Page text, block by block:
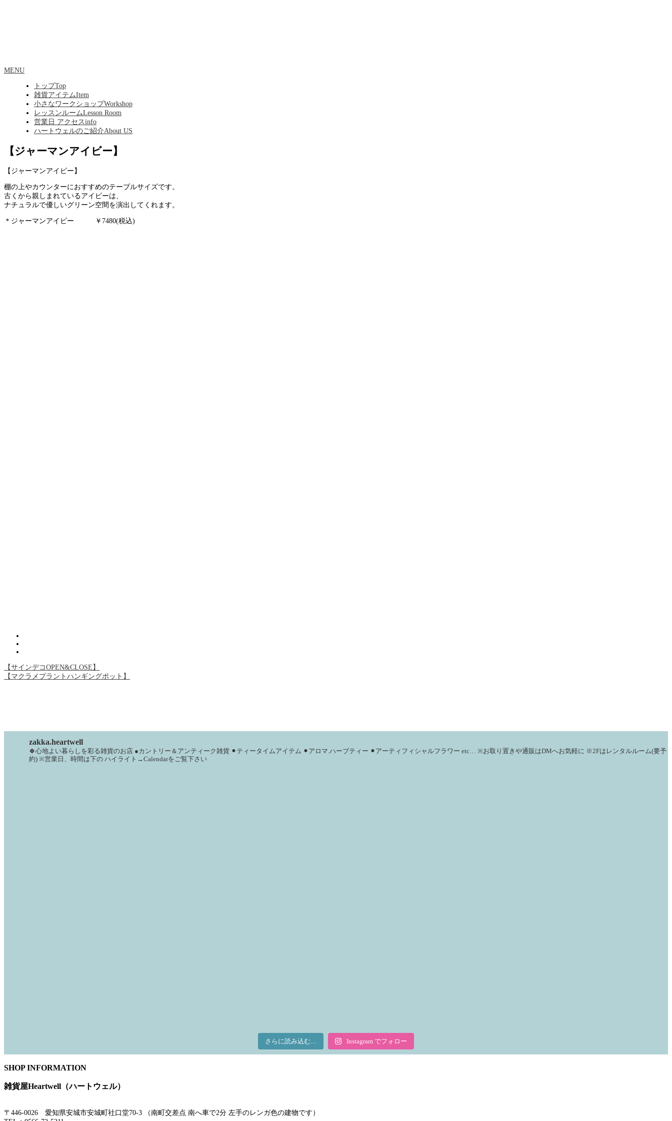
MENU
トップTop
雑貨アイテムItem
小さなワークショップWorkshop
レッスンルームLesson Room
営業日 アクセスinfo
ハートウェルのご紹介About US
【ジャーマンアイビー】
【ジャーマンアイビー】
棚の上やカウンターにおすすめのテーブルサイズです。
古くから親しまれているアイビーは、
ナチュラルで優しいグリーン空間を演出してくれます。
＊ジャーマンアイビー ￥7480(税込)
【サインデコOPEN&CLOSE】
【マクラメプラントハンギングポット】
zakka.heartwell
🍀心地よい暮らしを彩る雑貨のお店 ●カントリー＆アンティーク雑貨 ⚫︎ティータイムアイテム ⚫︎アロマ.ハーブティー ⚫︎アーティフィシャルフラワー etc… ※お取り置きや通販はDMへお気軽に ※2Fはレンタルルーム(要予
約) ※営業日、時間は下の ハイライト→Calendarをご覧下さい
さらに読み込む... Instagram でフォロー
SHOP INFORMATION
雑貨屋Heartwell（ハートウェル）
〒446-0026 愛知県安城市安城町社口堂70-3 （南町交差点 南へ車で2分 左手のレンガ色の建物です）